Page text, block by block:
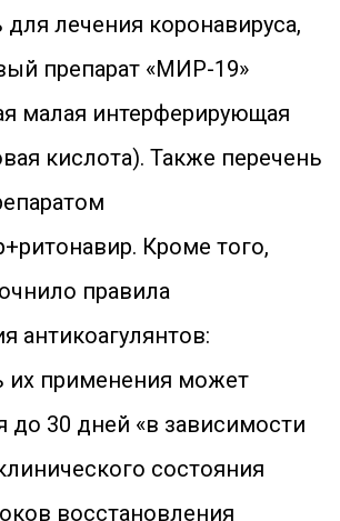
для лечения коронавируса,
препарат «МИР-19»
малая интерферирующая
кислота). Также перечень
Кроме того,
правила
антикоагулянтов:
их применения может
до 30 дней «в зависимости
состояния
восстановления